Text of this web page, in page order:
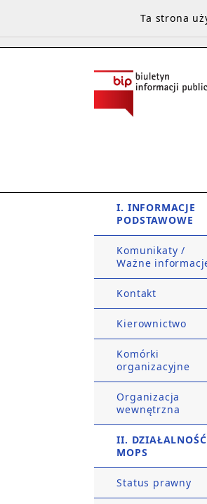
I. INFORMACJE
PODSTAWOWE
Komunikaty /
Ważne
Kontakt
Kierownictwo
Komórki
organizacyjne
Organizacja
wewnętrzna
II. DZIAŁALNOŚĆ
MOPS
Status prawny
Ta strona